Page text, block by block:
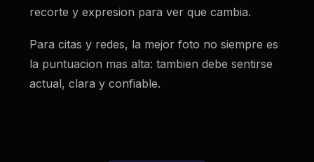
recorte y expresion para ver que cambia.
Para citas y redes, la mejor foto no siempre es
la puntuacion mas alta: tambien debe sentirse
actual, clara y confiable.